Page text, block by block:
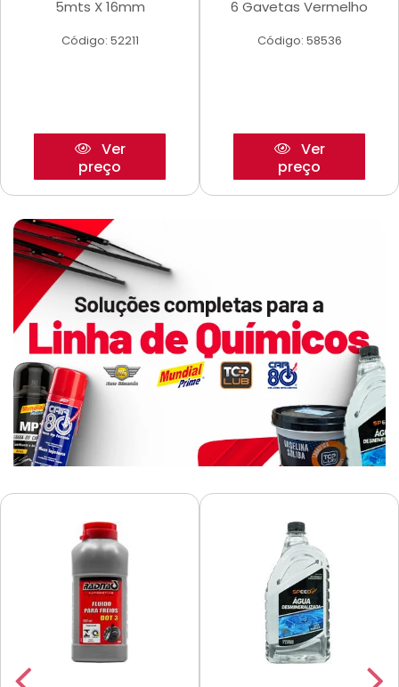
5mts X 16mm
Código: 52211
Ver
preço
6 Gavetas Vermelho
Código: 58536
Ver
preço